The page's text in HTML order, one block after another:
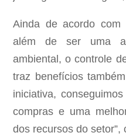
Ainda de acordo com
além de ser uma
ambiental, o controle
traz benefícios
iniciativa,
compras e uma
dos recursos do setor”,